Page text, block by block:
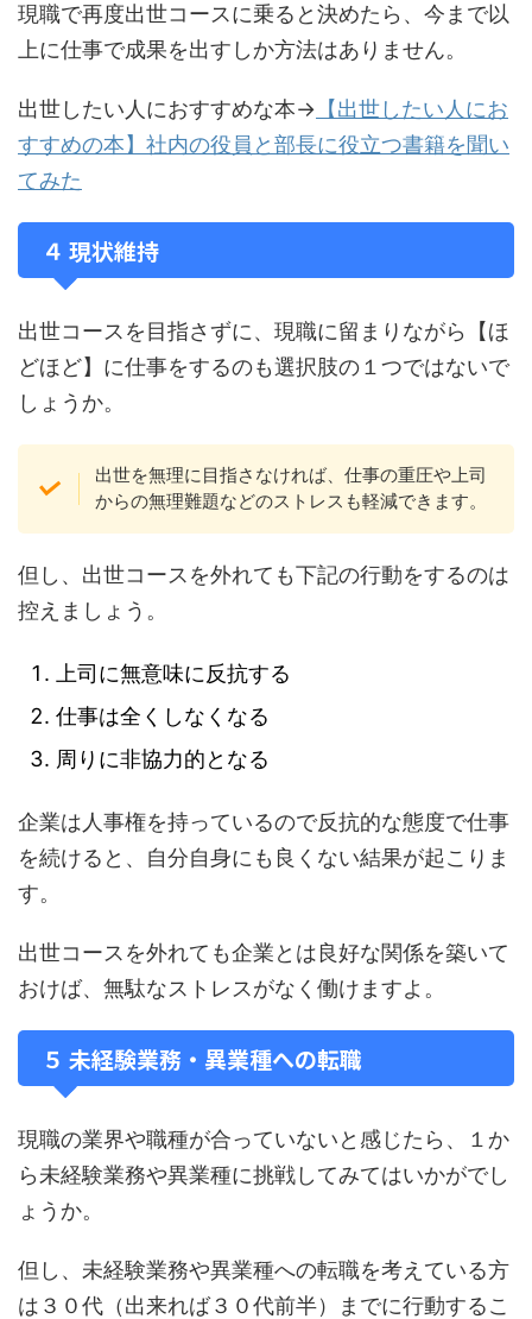
現職で再度出世コースに乗ると決めたら、今まで以
上に仕事で成果を出すしか方法はありません。
出世したい人におすすめな本→ 【出世したい人にお
すすめの本】社内の役員と部長に役立つ書籍を聞い
てみた
４ 現状維持
出世コースを目指さずに、現職に留まりながら【ほ
どほど】に仕事をするのも選択肢の１つではないで
しょうか。
出世を無理に目指さなければ、仕事の重圧や上司
からの無理難題などのストレスも軽減できます。
但し、出世コースを外れても下記の行動をするのは
控えましょう。
上司に無意味に反抗する
仕事は全くしなくなる
周りに非協力的となる
企業は人事権を持っているので反抗的な態度で仕事
を続けると、自分自身にも良くない結果が起こりま
す。
出世コースを外れても企業とは良好な関係を築いて
おけば、無駄なストレスがなく働けますよ。
５ 未経験業務・異業種への転職
現職の業界や職種が合っていないと感じたら、１か
ら未経験業務や異業種に挑戦してみてはいかがでし
ょうか。
但し、未経験業務や異業種への転職を考えている方
は３０代（出来れば３０代前半）までに行動するこ